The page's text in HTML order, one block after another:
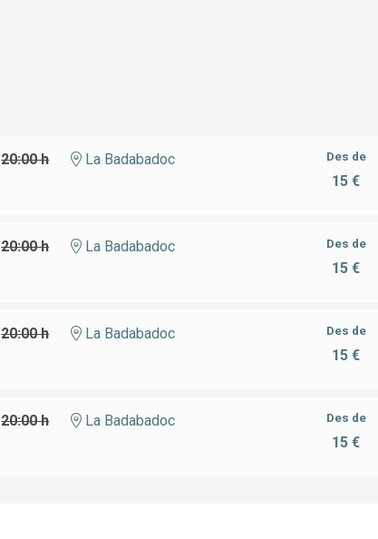
20:00 h La Badabadoc Des de
15 €
20:00 h La Badabadoc Des de
15 €
20:00 h La Badabadoc Des de
15 €
20:00 h La Badabadoc Des de
15 €